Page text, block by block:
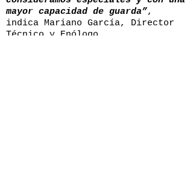
mayor capacidad de guarda”,
indica Mariano García, Director
Técnico y Enólogo.